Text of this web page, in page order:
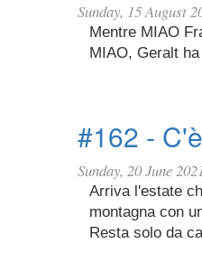
Sunday, 15 August
Mentre MIAO
MIAO, Geralt
#162 -
Sunday, 20 June
Arriva l'estate
montagna con
Resta solo da